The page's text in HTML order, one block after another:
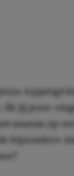
toppings
lik jij jouw
ananas op
bijzondere